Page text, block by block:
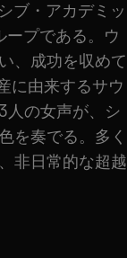
ブ・アカデミッ
プである。ウ
、成功を収めて
に由来するサウ
人の女声が、シ
を奏でる。多く
非日常的な超越